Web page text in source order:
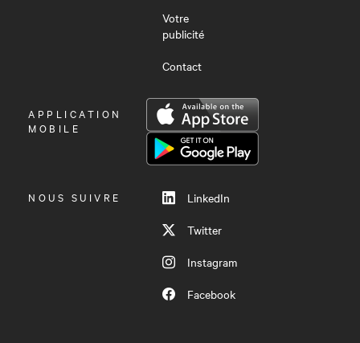
Votre
publicité
Contact
OUVRIR
LE
APPLICATION
MOBILE
NOUS SUIVRE
LinkedIn
Twitter
Instagram
Facebook